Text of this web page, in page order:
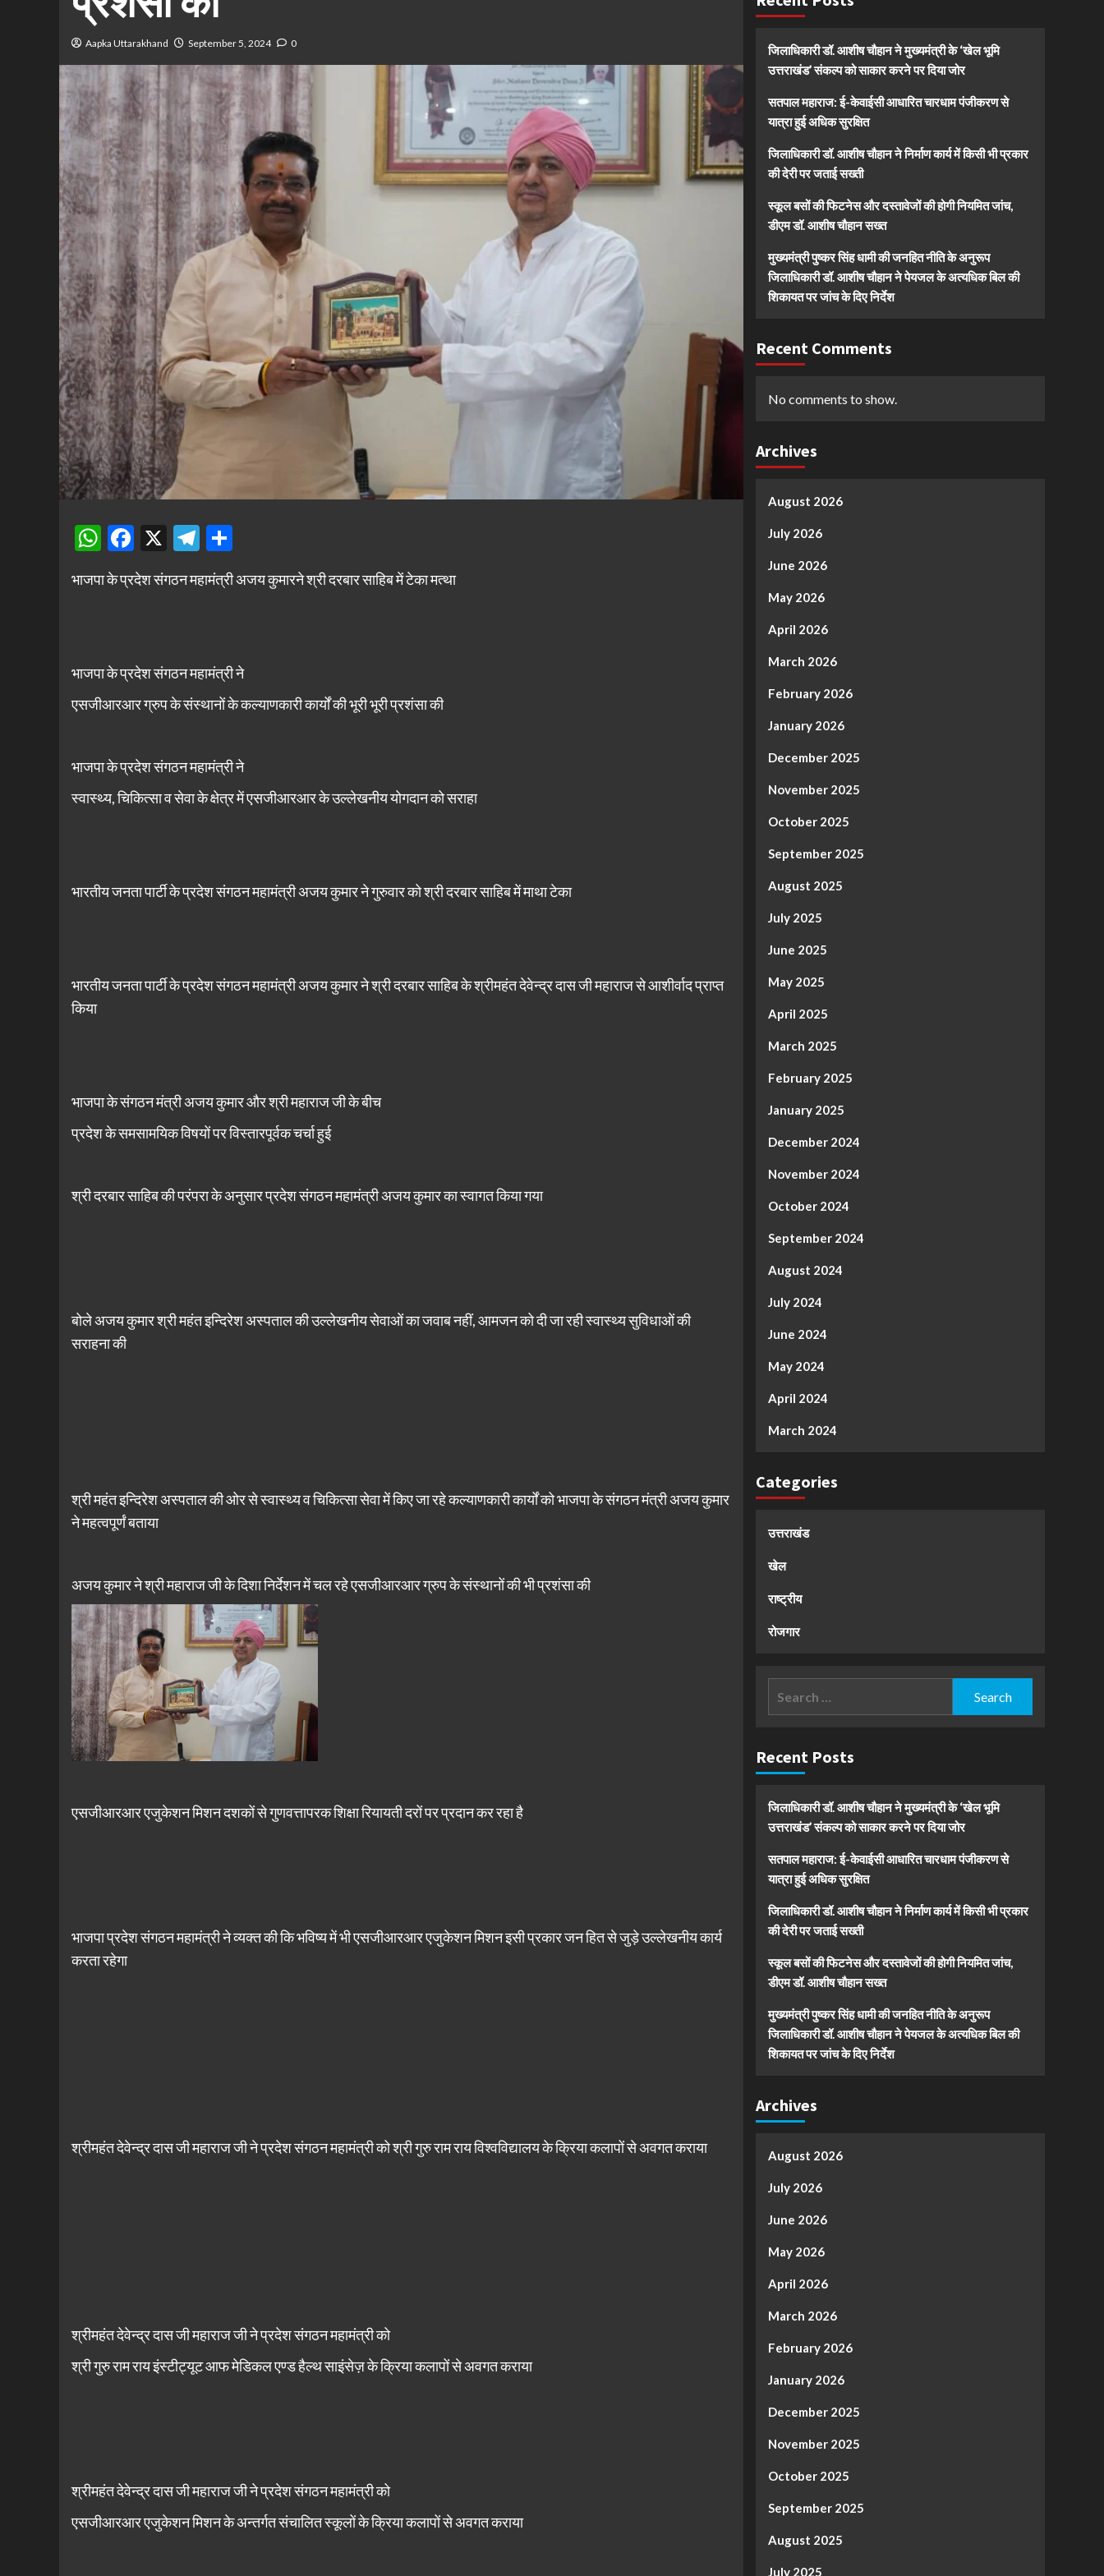
Aapka Uttarakhand September 5, 2024 0
WhatsApp
Facebook
X Telegram
भाजपा के प्रदेश संगठन महामंत्री अजय कुमारने श्री दरबार साहिब में टेका मत्था
भाजपा के प्रदेश संगठन महामंत्री ने
एसजीआरआर ग्रुप के संस्थानों के कल्याणकारी कार्यों की भूरी भूरी प्रशंसा की
भाजपा के प्रदेश संगठन महामंत्री ने
स्वास्थ्य, चिकित्सा व सेवा के क्षेत्र में एसजीआरआर के उल्लेखनीय योगदान को सराहा
भारतीय जनता पार्टी के प्रदेश संगठन महामंत्री अजय कुमार ने गुरुवार को श्री दरबार साहिब में माथा टेका
भारतीय जनता पार्टी के प्रदेश संगठन महामंत्री अजय कुमार ने श्री दरबार साहिब के श्रीमहंत देवेन्द्र दास जी महाराज से आशीर्वाद प्राप्त
किया
भाजपा के संगठन मंत्री अजय कुमार और श्री महाराज जी के बीच
प्रदेश के समसामयिक विषयों पर विस्तारपूर्वक चर्चा हुई
श्री दरबार साहिब की परंपरा के अनुसार प्रदेश संगठन महामंत्री अजय कुमार का स्वागत किया गया
बोले अजय कुमार श्री महंत इन्दिरेश अस्पताल की उल्लेखनीय सेवाओं का जवाब नहीं, आमजन को दी जा रही स्वास्थ्य सुविधाओं की
सराहना की
श्री महंत इन्दिरेश अस्पताल की ओर से स्वास्थ्य व चिकित्सा सेवा में किए जा रहे कल्याणकारी कार्यों को भाजपा के संगठन मंत्री अजय कुमार
ने महत्वपूर्णं बताया
अजय कुमार ने श्री महाराज जी के दिशा निर्देशन में चल रहे एसजीआरआर ग्रुप के संस्थानों की भी प्रशंसा की
एसजीआरआर एजुकेशन मिशन दशकों से गुणवत्तापरक शिक्षा रियायती दरों पर प्रदान कर रहा है
भाजपा प्रदेश संगठन महामंत्री ने व्यक्त की कि भविष्य में भी एसजीआरआर एजुकेशन मिशन इसी प्रकार जन हित से जुड़े उल्लेखनीय कार्य
करता रहेगा
श्रीमहंत देवेन्द्र दास जी महाराज जी ने प्रदेश संगठन महामंत्री को श्री गुरु राम राय विश्वविद्यालय के क्रिया कलापों से अवगत कराया
श्रीमहंत देवेन्द्र दास जी महाराज जी ने प्रदेश संगठन महामंत्री को
श्री गुरु राम राय इंस्टीट्यूट आफ मेडिकल एण्ड हैल्थ साइंसेज़ के क्रिया कलापों से अवगत कराया
श्रीमहंत देवेन्द्र दास जी महाराज जी ने प्रदेश संगठन महामंत्री को
एसजीआरआर एजुकेशन मिशन के अन्तर्गत संचालित स्कूलों के क्रिया कलापों से अवगत कराया
जिलाधिकारी डॉ. आशीष चौहान ने मुख्यमंत्री के ‘खेल भूमि
उत्तराखंड’ संकल्प को साकार करने पर दिया जोर
सतपाल महाराज: ई-केवाईसी आधारित चारधाम पंजीकरण से
यात्रा हुई अधिक सुरक्षित
जिलाधिकारी डॉ. आशीष चौहान ने निर्माण कार्य में किसी भी प्रकार
की देरी पर जताई सख्ती
स्कूल बसों की फिटनेस और दस्तावेजों की होगी नियमित जांच,
डीएम डॉ. आशीष चौहान सख्त
मुख्यमंत्री पुष्कर सिंह धामी की जनहित नीति के अनुरूप
जिलाधिकारी डॉ. आशीष चौहान ने पेयजल के अत्यधिक बिल की
शिकायत पर जांच के दिए निर्देश
Recent Comments
No comments to show.
Archives
August 2026
July 2026
June 2026
May 2026
April 2026
March 2026
February 2026
January 2026
December 2025
November 2025
October 2025
September 2025
August 2025
July 2025
June 2025
May 2025
April 2025
March 2025
February 2025
January 2025
December 2024
November 2024
October 2024
September 2024
August 2024
July 2024
June 2024
May 2024
April 2024
March 2024
Categories
उत्तराखंड
खेल
राष्ट्रीय
रोजगार
Recent Posts
जिलाधिकारी डॉ. आशीष चौहान ने मुख्यमंत्री के ‘खेल भूमि
उत्तराखंड’ संकल्प को साकार करने पर दिया जोर
सतपाल महाराज: ई-केवाईसी आधारित चारधाम पंजीकरण से
यात्रा हुई अधिक सुरक्षित
जिलाधिकारी डॉ. आशीष चौहान ने निर्माण कार्य में किसी भी प्रकार
की देरी पर जताई सख्ती
स्कूल बसों की फिटनेस और दस्तावेजों की होगी नियमित जांच,
डीएम डॉ. आशीष चौहान सख्त
मुख्यमंत्री पुष्कर सिंह धामी की जनहित नीति के अनुरूप
जिलाधिकारी डॉ. आशीष चौहान ने पेयजल के अत्यधिक बिल की
शिकायत पर जांच के दिए निर्देश
Archives
August 2026
July 2026
June 2026
May 2026
April 2026
March 2026
February 2026
January 2026
December 2025
November 2025
October 2025
September 2025
August 2025
July 2025